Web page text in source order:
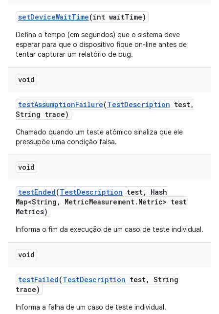
setDeviceWaitTime(int waitTime)
Defina o tempo (em segundos) que o sistema deve
esperar para que o dispositivo fique on-line antes de
tentar capturar um relatório de bug.
void
testAssumptionFailure(TestDescription test,
String trace)
Chamado quando um teste atômico sinaliza que ele
pressupõe uma condição falsa.
void
testEnded(TestDescription test,
Hash
Map<String , MetricMeasurement. Metric> test
Metrics)
Informa o fim da execução de um caso de teste individual.
void
testFailed(TestDescription test, String
trace)
Informa a falha de um caso de teste individual.